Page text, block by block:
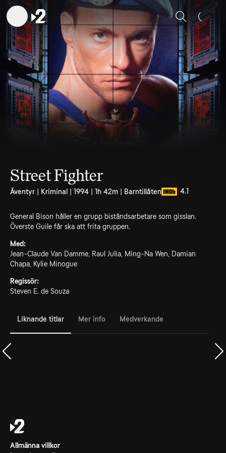
Sök
Street Fighter
Äventyr | Kriminal | 1994 | 1h 42m | Barntillåten 4.1
General Bison håller en grupp biståndsarbetare som gisslan.
Överste Guile får ska att frita gruppen.
Med:
Jean-Claude Van Damme, Raul Julia, Ming-Na Wen, Damian
Chapa, Kylie Minogue
Regissör:
Steven E. de Souza
Liknande titlar Mer info Medverkande
Allmänna villkor